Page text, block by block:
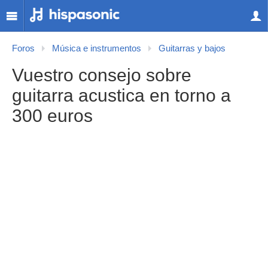
Foros Música e instrumentos Guitarras y bajos
Vuestro consejo sobre
guitarra acustica en torno a
300 euros